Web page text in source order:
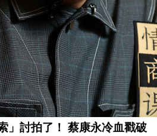
」討拍了！ 蔡康永冷血戳破